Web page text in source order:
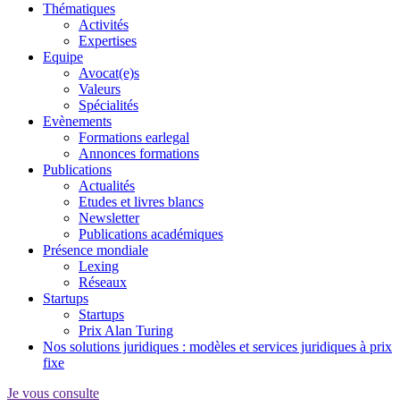
Thématiques
Activités
Expertises
Equipe
Avocat(e)s
Valeurs
Spécialités
Evènements
Formations earlegal
Annonces formations
Publications
Actualités
Etudes et livres blancs
Newsletter
Publications académiques
Présence mondiale
Lexing
Réseaux
Startups
Startups
Prix Alan Turing
Nos solutions juridiques : modèles et services juridiques à prix
fixe
Je vous consulte